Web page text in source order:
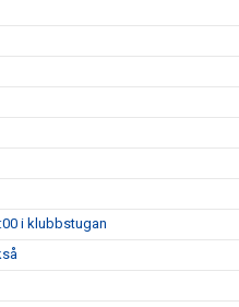
i klubbstugan